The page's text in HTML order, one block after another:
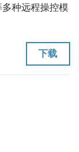
种远程操控模
下载